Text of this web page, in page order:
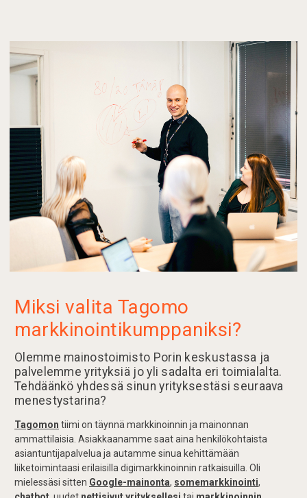
Miksi valita Tagomo
markkinointikumppaniksi?
Olemme mainostoimisto Porin keskustassa ja
palvelemme yrityksiä jo yli sadalta eri toimialalta.
Tehdäänkö yhdessä sinun yrityksestäsi seuraava
menestystarina?
Tagomon tiimi on täynnä markkinoinnin ja mainonnan
ammattilaisia. Asiakkaanamme saat aina henkilökohtaista
asiantuntijapalvelua ja autamme sinua kehittämään
liiketoimintaasi erilaisilla digimarkkinoinnin ratkaisuilla. Oli
mielessäsi sitten Google-mainonta, somemarkkinointi,